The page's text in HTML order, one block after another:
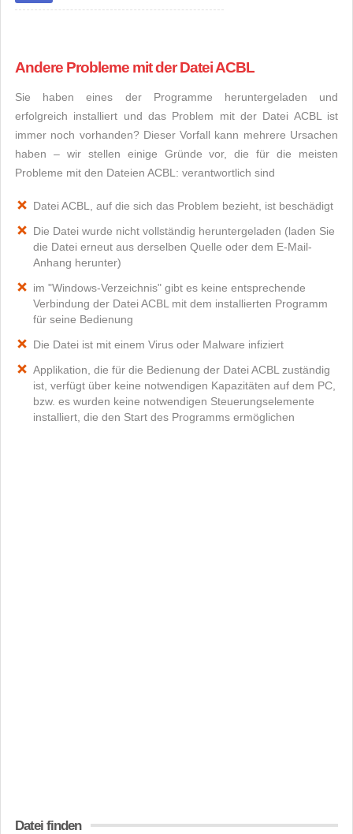
Andere Probleme mit der Datei ACBL
Sie haben eines der Programme heruntergeladen und
erfolgreich installiert und das Problem mit der Datei ACBL ist
immer noch vorhanden? Dieser Vorfall kann mehrere Ursachen
haben – wir stellen einige Gründe vor, die für die meisten
Probleme mit den Dateien ACBL: verantwortlich sind
Datei ACBL, auf die sich das Problem bezieht, ist beschädigt
Die Datei wurde nicht vollständig heruntergeladen (laden Sie
die Datei erneut aus derselben Quelle oder dem E-Mail-
Anhang herunter)
im "Windows-Verzeichnis" gibt es keine entsprechende
Verbindung der Datei ACBL mit dem installierten Programm
für seine Bedienung
Die Datei ist mit einem Virus oder Malware infiziert
Applikation, die für die Bedienung der Datei ACBL zuständig
ist, verfügt über keine notwendigen Kapazitäten auf dem PC,
bzw. es wurden keine notwendigen Steuerungselemente
installiert, die den Start des Programms ermöglichen
Datei finden